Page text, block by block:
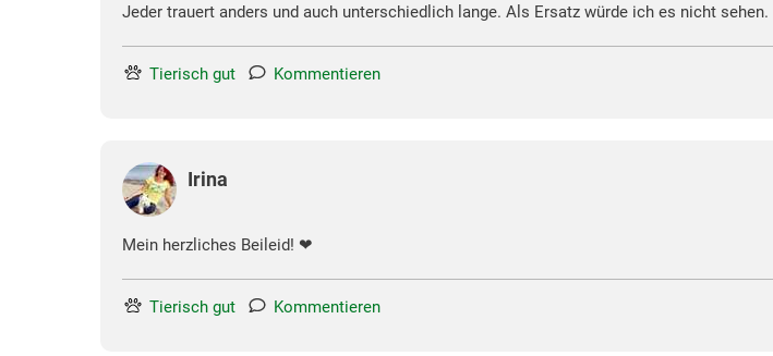
Jeder trauert anders und auch unterschiedlich lange. Als Ersatz würde ich es nicht sehen.
Tierisch gut Kommentieren
Irina
Mein herzliches Beileid! ❤
Tierisch gut Kommentieren